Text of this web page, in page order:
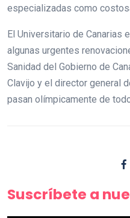
especializadas como
El Universitario de Canarias
algunas urgentes
Sanidad del Gobierno de
Clavijo y el director general
pasan olímpicamente de
Suscríbete a